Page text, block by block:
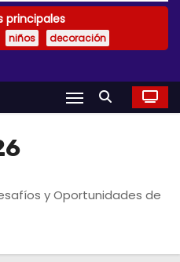
principales
niños decoración
y Oportunidades de